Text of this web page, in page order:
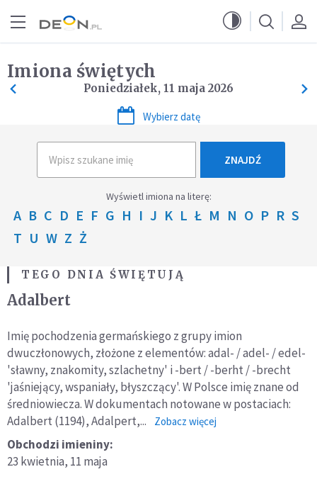
Imiona świętych
Poniedziałek, 11 maja 2026
Wybierz datę
ZNAJDŹ
Wyświetl imiona na literę:
A B C D E F G H I J K L Ł M N O P R S
T U W Z Ż
TEGO DNIA ŚWIĘTUJĄ
Adalbert
Imię pochodzenia germańskiego z grupy imion
dwuczłonowych, złożone z elementów: adal- / adel- / edel-
'sławny, znakomity, szlachetny' i -bert / -berht / -brecht
'jaśniejący, wspaniały, błyszczący'. W Polsce imię znane od
średniowiecza. W dokumentach notowane w postaciach:
Adalbert (1194), Adalpert,...
Zobacz więcej
Obchodzi imieniny:
23 kwietnia, 11 maja